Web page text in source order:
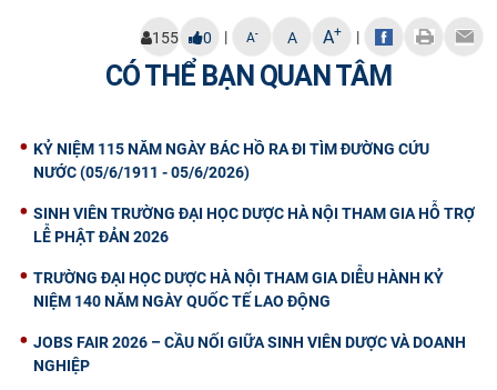
155 0 | A- A A+ |
CÓ THỂ BẠN QUAN TÂM
KỶ NIỆM 115 NĂM NGÀY BÁC HỒ RA ĐI TÌM ĐƯỜNG CỨU
NƯỚC (05/6/1911 - 05/6/2026)
SINH VIÊN TRƯỜNG ĐẠI HỌC DƯỢC HÀ NỘI THAM GIA HỖ TRỢ
LỄ PHẬT ĐẢN 2026
TRƯỜNG ĐẠI HỌC DƯỢC HÀ NỘI THAM GIA DIỄU HÀNH KỶ
NIỆM 140 NĂM NGÀY QUỐC TẾ LAO ĐỘNG
JOBS FAIR 2026 – CẦU NỐI GIỮA SINH VIÊN DƯỢC VÀ DOANH
NGHIỆP